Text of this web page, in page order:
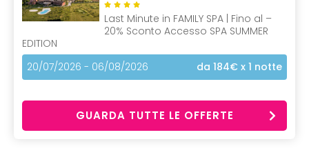
Last Minute in FAMILY SPA | Fino al –
20% Sconto Accesso SPA SUMMER
EDITION
20/07/2026 - 06/08/2026
da 184€ x 1 notte
GUARDA TUTTE LE OFFERTE